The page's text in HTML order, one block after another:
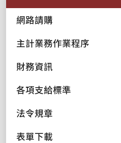
網路請購
主計業務作業程序
財務資訊
各項支給標準
法令規章
表單下載